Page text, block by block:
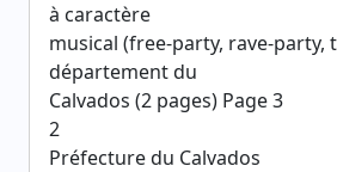
à caractère
musical (free-party, rave-party,
département du
Calvados (2 pages) Page 3
2
Préfecture du Calvados